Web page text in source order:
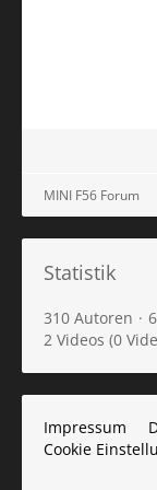
MINI F56 Forum
Statistik
310 Autoren
2 Videos (0
Impressum
Cookie